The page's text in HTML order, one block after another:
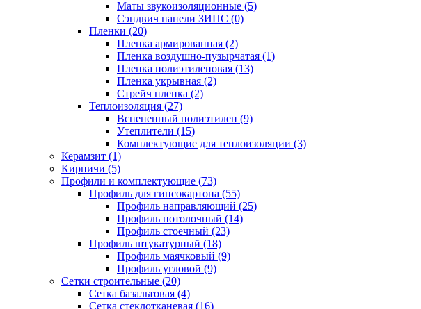
Маты звукоизоляционные (5)
Сэндвич панели ЗИПС (0)
Пленки (20)
Пленка армированная (2)
Пленка воздушно-пузырчатая (1)
Пленка полиэтиленовая (13)
Пленка укрывная (2)
Стрейч пленка (2)
Теплоизоляция (27)
Вспененный полиэтилен (9)
Утеплители (15)
Комплектующие для теплоизоляции (3)
Керамзит (1)
Кирпичи (5)
Профили и комплектующие (73)
Профиль для гипсокартона (55)
Профиль направляющий (25)
Профиль потолочный (14)
Профиль стоечный (23)
Профиль штукатурный (18)
Профиль маячковый (9)
Профиль угловой (9)
Сетки строительные (20)
Сетка базальтовая (4)
Сетка стеклотканевая (16)